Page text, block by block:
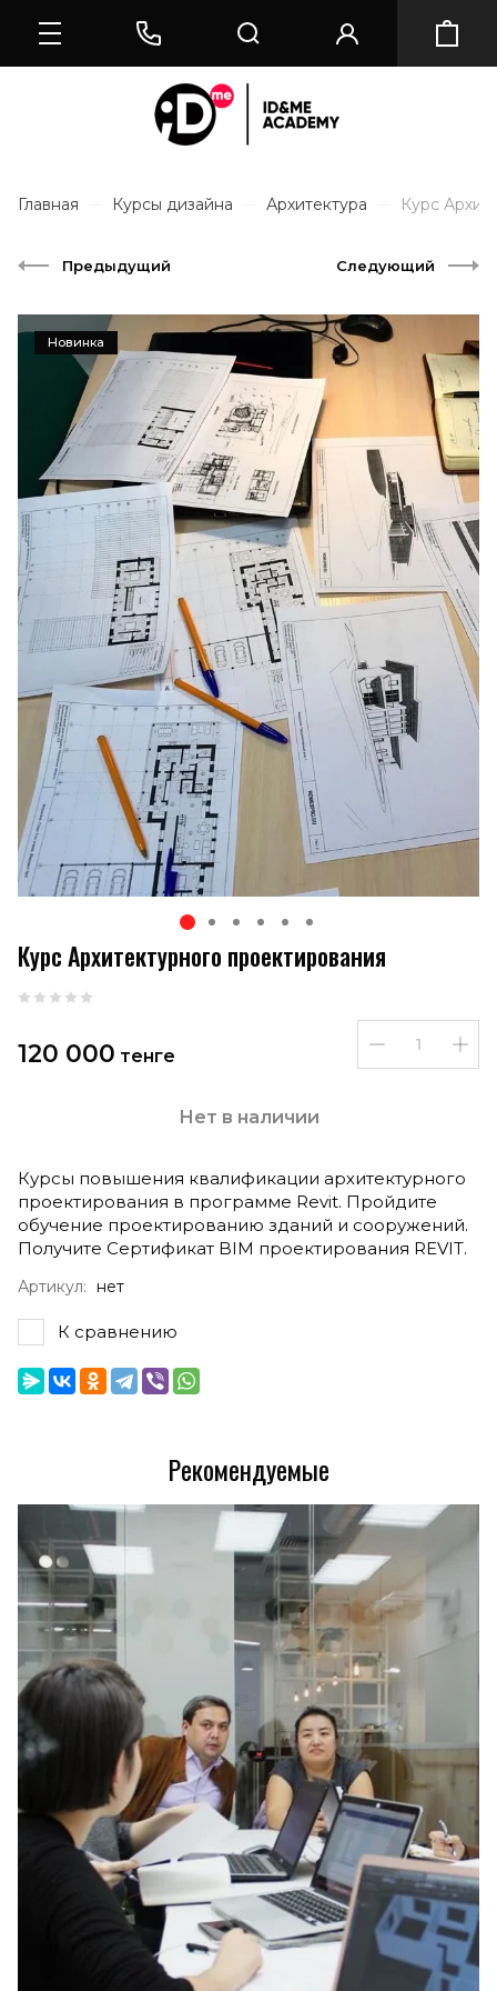
Главная Курсы дизайна Архитектура Курс
Предыдущий Следующий
Новинка
Курс Архитектурного проектирования
120 000 тенге
Нет в наличии
Курсы повышения квалификации архитектурного
проектирования в программе Revit. Пройдите
обучение проектированию зданий и сооружений.
Получите Сертификат BIM проектирования REVIT.
Артикул: нет
К сравнению
Рекомендуемые